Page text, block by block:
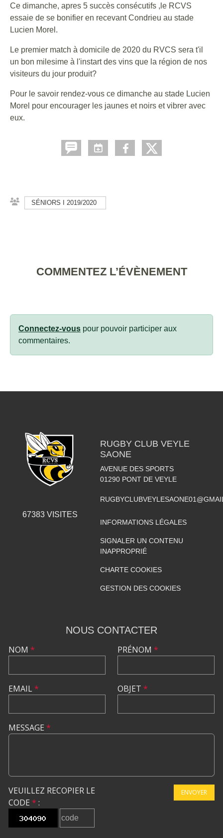
Ce dimanche, apres 5 succès consécutifs ,le RCVS
essaie de se bonifier en recevant Condrieu au stade
Lucien Morel.
Le premier match à domicile de 2020 du RVCS sera t'il
un bon milesime à l'instart des vins que la région de nos
visiteurs du jour produit?
Pour le savoir rendez-vous ce dimanche au stade Lucien
Morel pour encourager les jaunes et noirs et vibrer avec
eux.
SÉNIORS I 2019/2020
COMMENTEZ L’ÉVÈNEMENT
Connectez-vous pour pouvoir participer aux
commentaires.
67383VISITES
RUGBY CLUB VEYLE
SAONE
AVENUE DES SPORTS
01290 PONT DE VEYLE
INFORMATIONS LÉGALES
SIGNALER UN CONTENU
INAPPROPRIÉ
CHARTE COOKIES
GESTION DES COOKIES
NOUS CONTACTER
NOM *
EMAIL*
PRÉNOM *
OBJET *
MESSAGE *
VEUILLEZ RECOPIER LE
CODE * :
ENVOYER